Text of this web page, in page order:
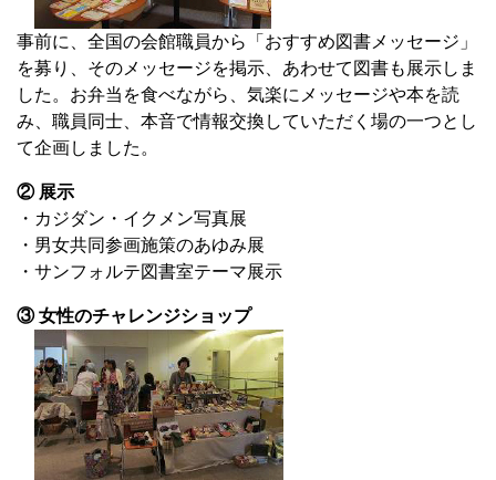
事前に、全国の会館職員から「おすすめ図書メッセージ」
を募り、そのメッセージを掲示、あわせて図書も展示しま
した。お弁当を食べながら、気楽にメッセージや本を読
み、職員同士、本音で情報交換していただく場の一つとし
て企画しました。
② 展示
・カジダン・イクメン写真展
・男女共同参画施策のあゆみ展
・サンフォルテ図書室テーマ展示
③ 女性のチャレンジショップ